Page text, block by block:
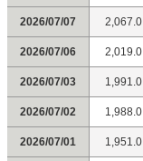
2026/07/07 2,067.0
2026/07/06 2,019.0
2026/07/03 1,991.0
2026/07/02 1,988.0
2026/07/01 1,951.0